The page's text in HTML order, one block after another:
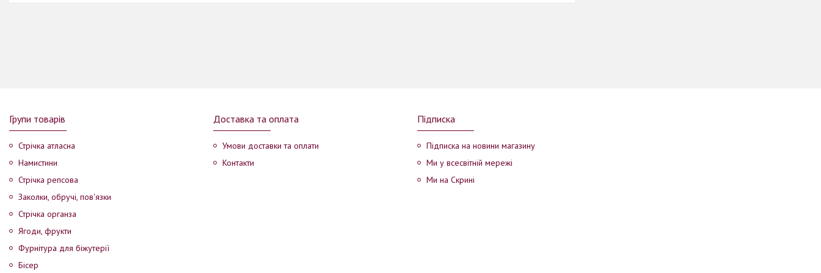
Групи товарів
Стрічка атласна
Намистини
Стрічка репсова
Заколки, обручі, пов'язки
Стрічка органза
Ягоди, фрукти
Фурнітура для біжутерії
Бісер
Доставка та оплата
Умови доставки та оплати
Контакти
Підписка
Підписка на новини магазину
Ми у всесвітній мережі
Ми на Скрині